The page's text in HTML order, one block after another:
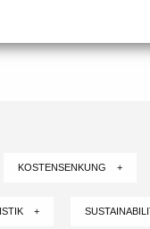
KOSTENSENKUNG +
+